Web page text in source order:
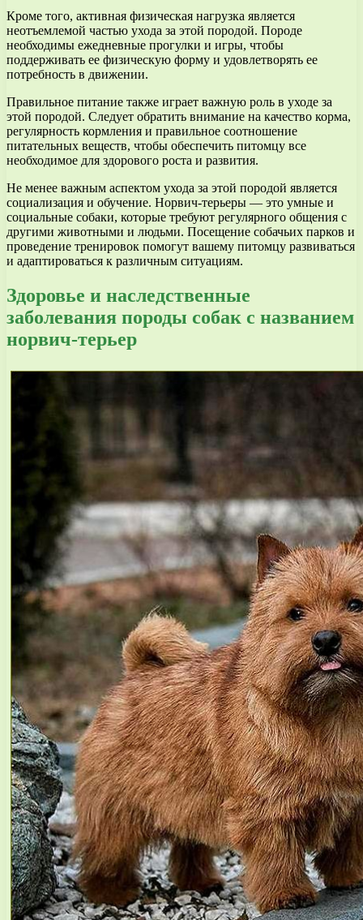
Кроме того, активная физическая нагрузка является
неотъемлемой частью ухода за этой породой. Породе
необходимы ежедневные прогулки и игры, чтобы
поддерживать ее физическую форму и удовлетворять ее
потребность в движении.
Правильное питание также играет важную роль в уходе за
этой породой. Следует обратить внимание на качество корма,
регулярность кормления и правильное соотношение
питательных веществ, чтобы обеспечить питомцу все
необходимое для здорового роста и развития.
Не менее важным аспектом ухода за этой породой является
социализация и обучение. Норвич-терьеры — это умные и
социальные собаки, которые требуют регулярного общения с
другими животными и людьми. Посещение собачьих парков и
проведение тренировок помогут вашему питомцу развиваться
и адаптироваться к различным ситуациям.
Здоровье и наследственные
заболевания породы собак с названием
норвич-терьер